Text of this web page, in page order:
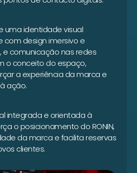
uma identidade visual
com design imersivo e
comunicação nas redes
o conceito do espaço,
a experiência da marca e
ação.
integrada e orientada à
o posicionamento do RONIN,
da marca e facilita reservas
clientes.